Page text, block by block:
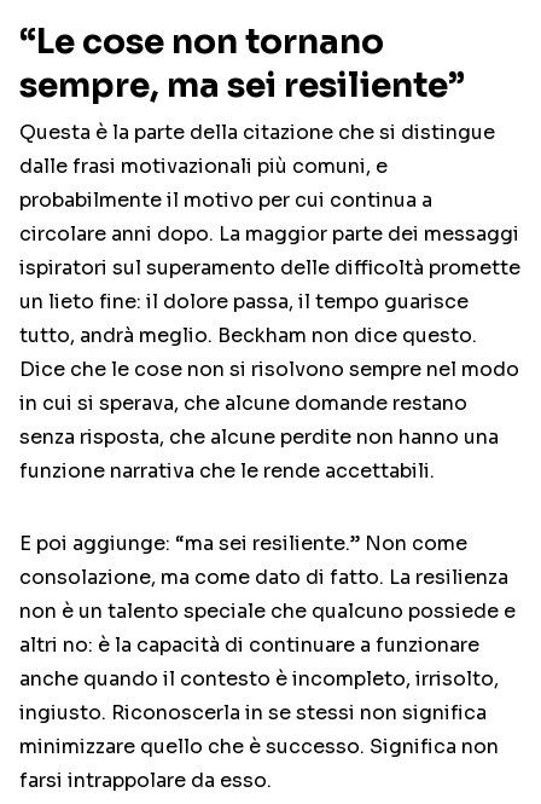
“Le cose non tornano
sempre, ma sei resiliente”
Questa è la parte della citazione che si distingue
dalle frasi motivazionali più comuni, e
probabilmente il motivo per cui continua a
circolare anni dopo. La maggior parte dei messaggi
ispiratori sul superamento delle difficoltà promette
un lieto fine: il dolore passa, il tempo guarisce
tutto, andrà meglio. Beckham non dice questo.
Dice che le cose non si risolvono sempre nel modo
in cui si sperava, che alcune domande restano
senza risposta, che alcune perdite non hanno una
funzione narrativa che le rende accettabili.
E poi aggiunge: “ma sei resiliente.” Non come
consolazione, ma come dato di fatto. La resilienza
non è un talento speciale che qualcuno possiede e
altri no: è la capacità di continuare a funzionare
anche quando il contesto è incompleto, irrisolto,
ingiusto. Riconoscerla in se stessi non significa
minimizzare quello che è successo. Significa non
farsi intrappolare da esso.